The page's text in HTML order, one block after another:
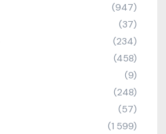
(947)
(37)
(234)
(458)
(9)
(248)
(57)
(1 599)